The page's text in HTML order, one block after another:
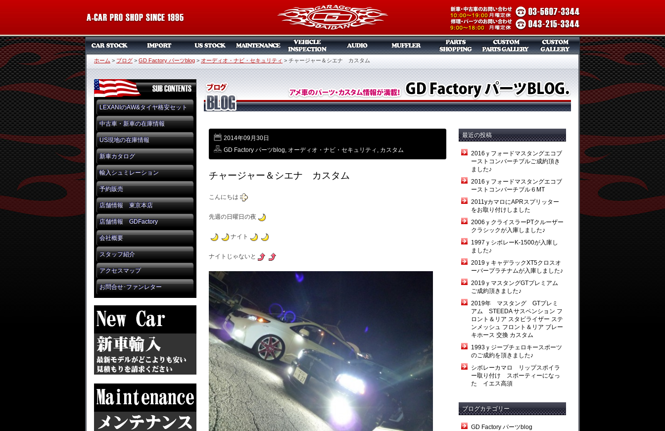
ホーム > ブログ > GD Factory パーツblog > オーディオ・ナビ・セキュリティ > チャージャー＆シエナ カスタム
LEXANIのAW&タイヤ格安セット
中古車・新車の在庫情報
US現地の在庫情報
新車カタログ
輸入シュミレーション
予約販売
店舗情報 東京本店
店舗情報 GDFactory
会社概要
スタッフ紹介
アクセスマップ
お問合せ･ファンレター
2014年09月30日
GD Factory パーツblog, オーディオ・ナビ・セキュリティ , カスタム
チャージャー＆シエナ カスタム
こんにちは
先週の日曜日の夜
ナイト
ナイトじゃないと
最近の投稿
2016ｙフォードマスタングエコブ
ーストコンバーチブルご成約頂き
ました♪
2016ｙフォードマスタングエコブ
ーストコンバーチブル６MT
2011yカマロにAPRスプリッター
をお取り付けしました
2006ｙクライスラーPTクルーザー
クラシックが入庫しました♪
1997ｙシボレーK-1500が入庫し
ました♪
2019ｙキャデラックXT5クロスオ
ーバープラチナムが入庫しました♪
2019ｙマスタングGTプレミアム
ご成約頂きました♪
2019年 マスタング GTプレミ
アム STEEDA サスペンション フ
ロント＆リア スタビライザー ステ
ンメッシュ フロント＆リア ブレー
キホース 交換 カスタム
1993ｙジープチェロキースポーツ
のご成約を頂きました♪
シボレーカマロ リップスポイラ
ー取り付け スポーティーになっ
た イエス高須
ブログカテゴリー
GD Factory パーツblog